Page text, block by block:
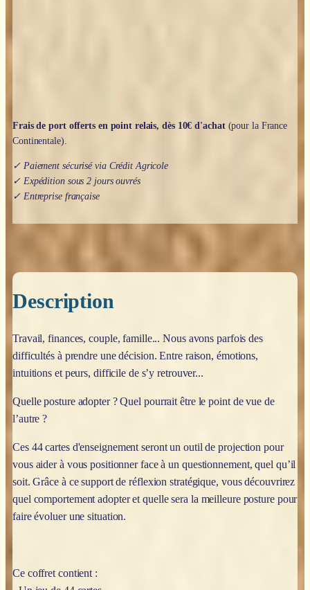
Frais de port offerts en point relais, dès 10€ d'achat(pour la France
Continentale).
✓ Paiement sécurisé via Crédit Agricole
✓ Expédition sous 2 jours ouvrés
✓ Entreprise française
Description
Travail, finances, couple, famille... Nous avons parfois des
difficultés à prendre une décision. Entre raison, émotions,
intuitions et peurs, difficile de s’y retrouver...
Quelle posture adopter ? Quel pourrait être le point de vue de
l’autre ?
Ces 44 cartes d'enseignement seront un outil de projection pour
vous aider à vous positionner face à un questionnement, quel qu’il
soit. Grâce à ce support de réflexion stratégique, vous découvrirez
quel comportement adopter et quelle sera la meilleure posture pour
faire évoluer une situation.
Ce coffret contient :